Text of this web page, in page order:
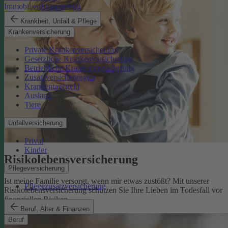
Immobilienfinanzierung
Krankheit, Unfall & Pflege
Krankenversicherung
Private Krankenversicherung
Gesetzliche Krankenversicherung
Betriebliche Krankenversicherung
Zusatzversicherungen
Krankentagegeld
Ausland
Tiere
Unfallversicherung
Privat
Kinder
Pflegeversicherung
Pflegezusatzversicherung
Beruf, Alter & Finanzen
Beruf
Risikolebens­versicherung
Ist meine Familie versorgt, wenn mir etwas zustößt? Mit unserer
Risikolebensversicherung schützen Sie Ihre Lieben im Todesfall vor
finanziellen Risiken.
Risikolebensversicherung